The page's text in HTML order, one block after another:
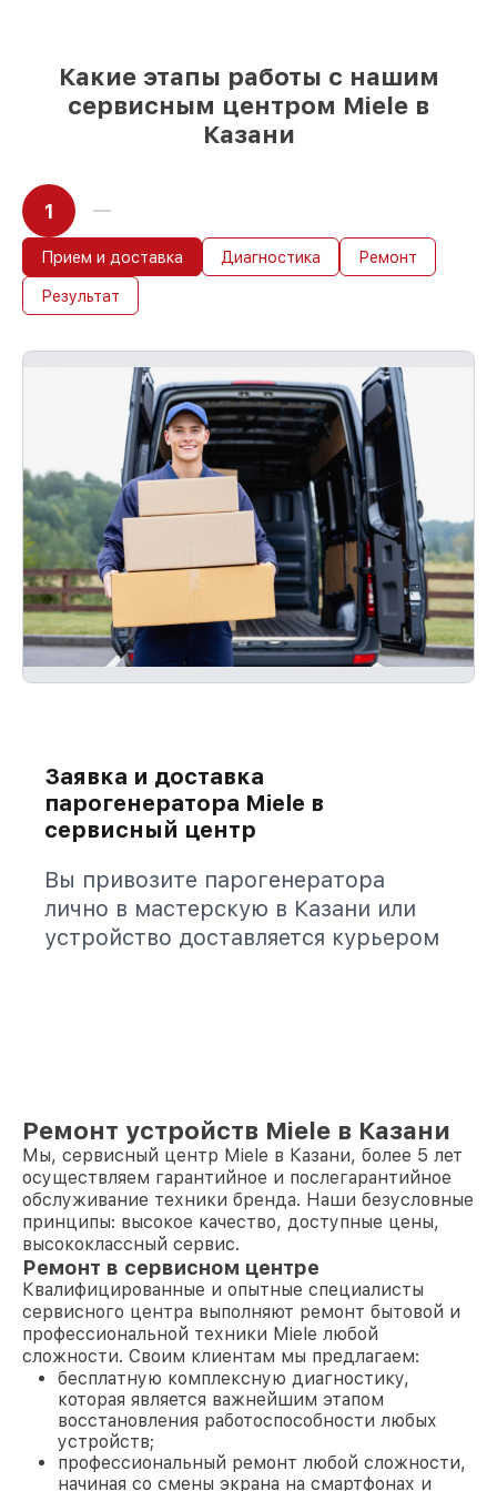
Какие этапы работы с нашим
сервисным центром Miele в
Казани
1
Прием и доставка Диагностика Ремонт
Результат
Заявка и доставка
парогенератора Miele в
сервисный центр
Вы привозите парогенератора
лично в мастерскую в Казани или
устройство доставляется курьером
Ремонт устройств Miele в Казани
Мы, сервисный центр Miele в Казани, более 5 лет
осуществляем гарантийное и послегарантийное
обслуживание техники бренда. Наши безусловные
принципы: высокое качество, доступные цены,
высококлассный сервис.
Ремонт в сервисном центре
Квалифицированные и опытные специалисты
сервисного центра выполняют ремонт бытовой и
профессиональной техники Miele любой
сложности. Своим клиентам мы предлагаем:
бесплатную комплексную диагностику,
которая является важнейшим этапом
восстановления работоспособности любых
устройств;
профессиональный ремонт любой сложности,
начиная со смены экрана на смартфонах и